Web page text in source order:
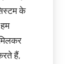
के
हैं,